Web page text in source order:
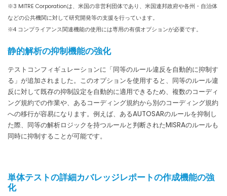
※3 MITRE Corporationは、米国の非営利団体であり、米国連邦政府や各州・自治体
などの公共機関に対して研究開発等の支援を行っています。
※4 コンプライアンス関連機能の使用には専用の有償オプションが必要です。
静的解析の抑制機能の強化
テストコンフィギュレーションに「同等のルール違反を自動的に抑制す
る」が追加されました。このオプションを使用すると、同等のルール違
反に対して既存の抑制設定を自動的に適用できるため、複数のコーディ
ング規約での作業や、あるコーディング規約から別のコーディング規約
への移行が容易になります。例えば、あるAUTOSARのルールを抑制し
た際、同等の解析ロジックを持つルールと判断されたMISRAのルールも
同時に抑制することが可能です。
単体テストの詳細カバレッジレポートの作成機能の強
化